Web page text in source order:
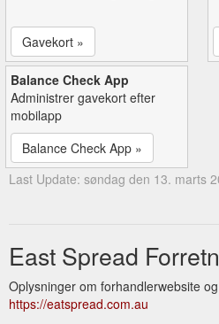
Gavekort »
Balance Check App
Administrer gavekort efter
mobilapp
Balance Check App »
Last Update: søndag den 13. marts
East Spread
Oplysninger om forhandlerwebsite
https://eatspread.com.au